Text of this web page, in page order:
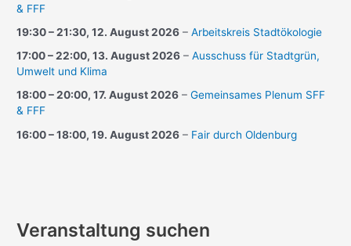
& FFF
19:30–21:30,12. August 2026 –Arbeitskreis Stadtökologie
17:00–22:00,13. August 2026 –Ausschuss für Stadtgrün,
Umwelt und Klima
18:00–20:00,17. August 2026 –Gemeinsames Plenum SFF
& FFF
16:00–18:00,19. August 2026 – Fair durch Oldenburg
Veranstaltung suchen